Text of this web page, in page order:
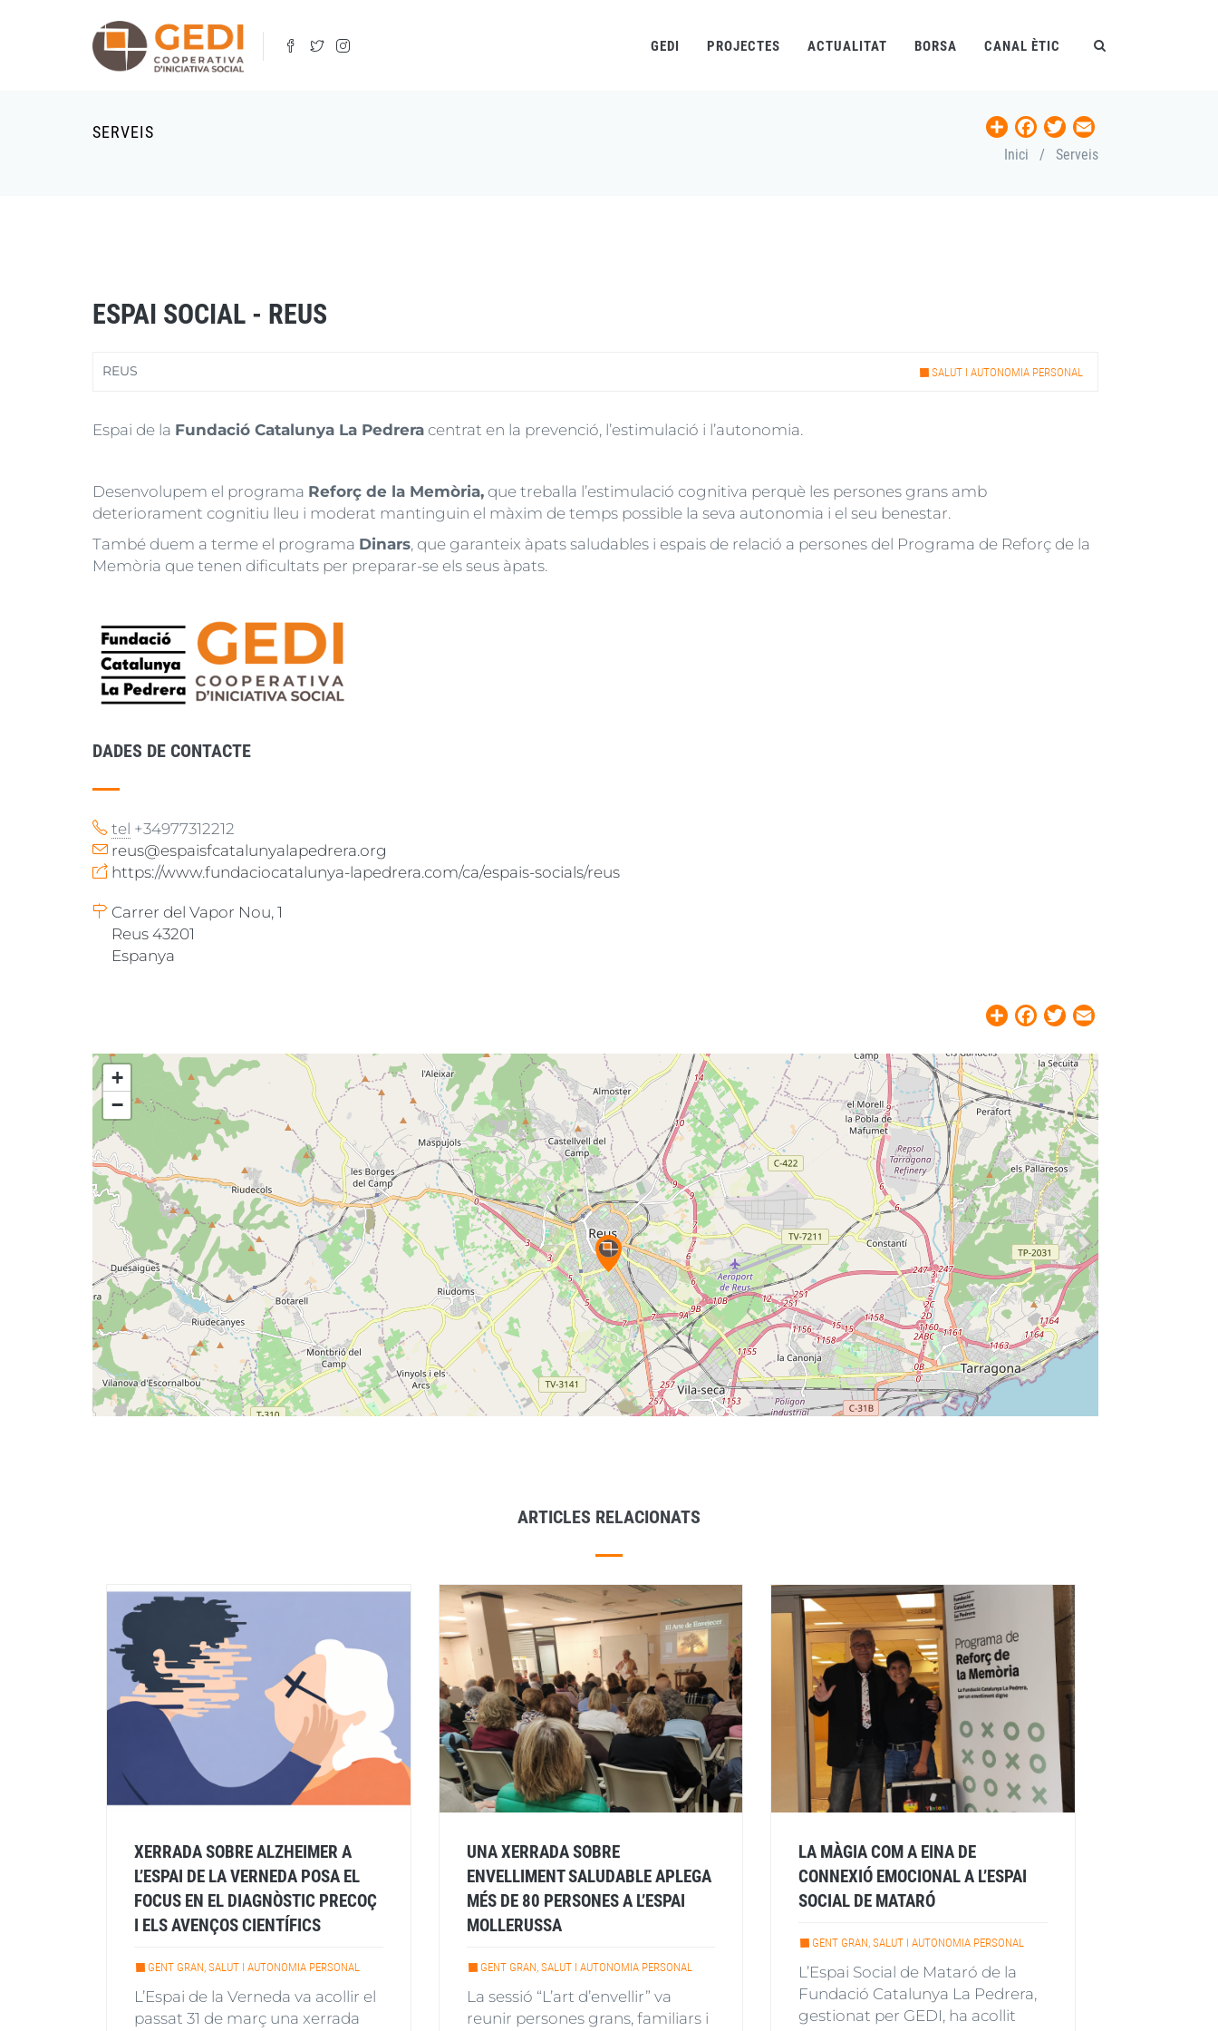
GEDI PROJECTES ACTUALITAT BORSA CANAL ÈTIC
SERVEIS ShareFacebook
Twitter
Inici / Serveis
ESPAI SOCIAL - REUS
REUS SALUT I AUTONOMIA PERSONAL
Espai de la Fundació Catalunya La Pedrera centrat en la prevenció, l’estimulació i l’autonomia.
Desenvolupem el programa Reforç de la Memòria, que treballa l’estimulació cognitiva perquè les persones grans amb
deteriorament cognitiu lleu i moderat mantinguin el màxim de temps possible la seva autonomia i el seu benestar.
També duem a terme el programa Dinars, que garanteix àpats saludables i espais de relació a persones del Programa de Reforç de la
Memòria que tenen dificultats per preparar-se els seus àpats.
DADES DE CONTACTE
tel +34977312212
reus@espaisfcatalunyalapedrera.org
https://www.fundaciocatalunya-lapedrera.com/ca/espais-socials/reus
Carrer del Vapor Nou, 1
Reus 43201
Espanya
ShareFacebook
Twitter
+
−
ARTICLES RELACIONATS
XERRADA SOBRE ALZHEIMER A
L’ESPAI DE LA VERNEDA POSA EL
FOCUS EN EL DIAGNÒSTIC PRECOÇ
I ELS AVENÇOS CIENTÍFICS
GENT GRAN, SALUT I AUTONOMIA PERSONAL
L’Espai de la Verneda va acollir el
passat 31 de març una xerrada
UNA XERRADA SOBRE
ENVELLIMENT SALUDABLE APLEGA
MÉS DE 80 PERSONES A L’ESPAI
MOLLERUSSA
GENT GRAN, SALUT I AUTONOMIA PERSONAL
La sessió “L’art d’envellir” va
reunir persones grans, familiars i
LA MÀGIA COM A EINA DE
CONNEXIÓ EMOCIONAL A L’ESPAI
SOCIAL DE MATARÓ
GENT GRAN, SALUT I AUTONOMIA PERSONAL
L’Espai Social de Mataró de la
Fundació Catalunya La Pedrera,
gestionat per GEDI, ha acollit